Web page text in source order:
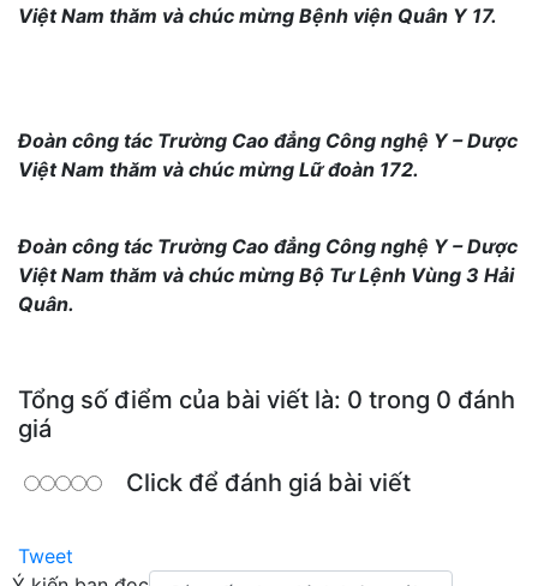
Việt Nam thăm và chúc mừng Bệnh viện Quân Y 17.
Đoàn công tác Trường Cao đẳng Công nghệ Y – Dược
Việt Nam thăm và chúc mừng Lữ đoàn 172.
Đoàn công tác Trường Cao đẳng Công nghệ Y – Dược
Việt Nam thăm và chúc mừng Bộ Tư Lệnh Vùng 3 Hải
Quân.
Tổng số điểm của bài viết là: 0 trong 0 đánh
giá
Click để đánh giá bài viết
Tweet